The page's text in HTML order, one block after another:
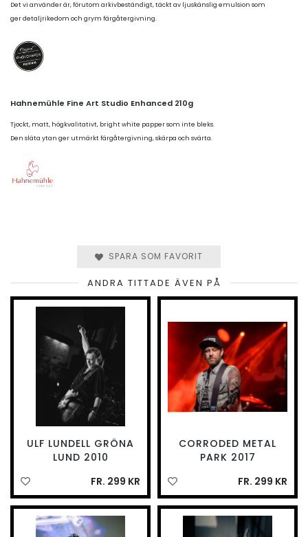
Det vi använder är, förutom arkivbeständigt, täckt av ljuskänslig emulsion som
ger detaljrikedom och grym färgåtergivning.
Hahnemühle Fine Art Studio Enhanced 210g
Tjockt, matt, högkvalitativt, bright white papper som inte bleks.
Den släta ytan ger utmärkt färgåtergivning, skärpa och svärta.
SPARA SOM FAVORIT
ANDRA TITTADE ÄVEN PÅ
ULF LUNDELL GRÖNA
LUND 2010
FR. 299 KR
CORRODED METAL
PARK 2017
FR. 299 KR